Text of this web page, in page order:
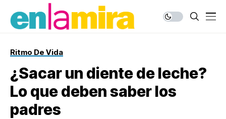
Ritmo De Vida
¿Sacar un diente de leche?
Lo que deben saber los
padres